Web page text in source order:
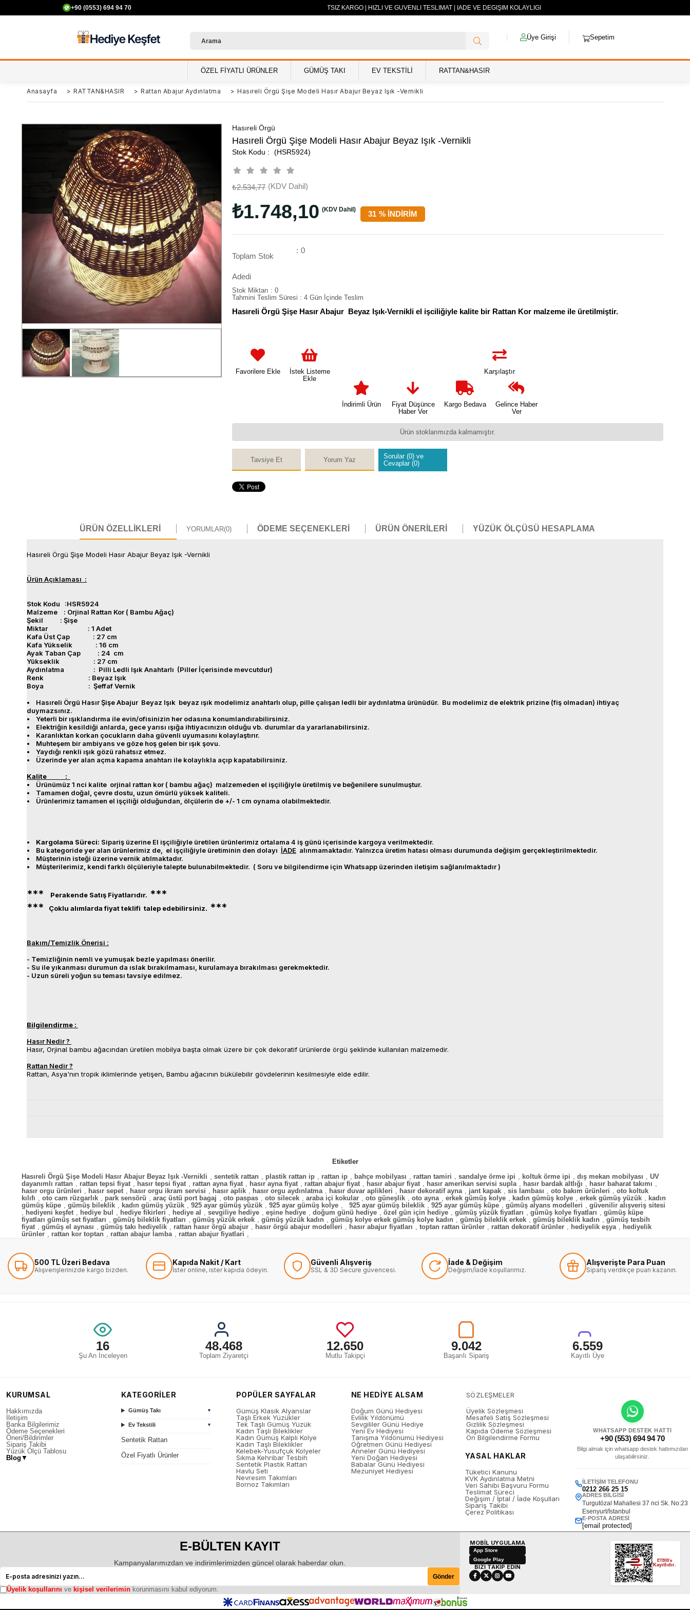
+90 (0553) 694 94 70 500 TL VE ÜZERİ ÜCRETSİZ KARGO | HIZLI VE GÜVENLİ TESLİMAT | İADE VE DEĞİŞİM KOLAYLIĞI
Üye Girişi Sepetim
ÖZEL FİYATLI ÜRÜNLER GÜMÜŞ TAKI EV TEKSTİLİ RATTAN&HASIR
Anasayfa > RATTAN&HASIR > Rattan Abajur Aydınlatma > Hasıreli Örgü Şişe Modeli Hasır Abajur Beyaz Işık -Vernikli
Hasıreli Örgü
Hasıreli Örgü Şişe Modeli Hasır Abajur Beyaz Işık -Vernikli
(HSR5924)
%
31 İNDIRIM
₺2.534,77 (KDV Dahil)
₺1.748,10 (KDV Dahil)
Toplam Stok
Adedi
: 0
Stok Miktarı : 0
Tahmini Teslim Süresi : 4 Gün İçinde Teslim
Hasıreli Örgü Şişe Hasır Abajur Beyaz Işık-Vernikli el işciliğiyle kalite bir Rattan Kor malzeme ile üretilmiştir.
Favorilere Ekle
İstek Listeme
Ekle
Karşılaştır
İndirimli Ürün
Fiyat Düşünce
Haber Ver
Kargo Bedava
Gelince Haber
Ver
Ürün stoklarımızda kalmamıştır.
Tavsiye Et Yorum Yaz
Sorular (0) ve
Cevaplar (0)
ÜRÜN ÖZELLIKLERI YORUMLAR(0) ÖDEME SEÇENEKLERI ÜRÜN ÖNERILERI YÜZÜK ÖLÇÜSÜ HESAPLAMA
Hasıreli Örgü Şişe Modeli Hasır Abajur Beyaz Işık -Vernikli
Ürün Açıklaması :
Stok Kodu :HSR5924
Malzeme : Orjinal Rattan Kor ( Bambu Ağaç)
Şekil : Şişe
Miktar : 1 Adet
Kafa Üst Çap : 27 cm
Kafa Yükselik : 16 cm
Ayak Taban Çap : 24 cm
Yükseklik : 27 cm
Aydınlatma : Pilli Ledli Işık Anahtarlı (Piller İçerisinde mevcutdur)
Renk : Beyaz Işık
Boya : Şeffaf Vernik
• Hasıreli Örgü Hasır Şişe Abajur Beyaz Işık beyaz ışık modelimiz anahtarlı olup, pille çalışan ledli bir aydınlatma ürünüdür. Bu modelimiz de elektrik prizine (fiş olmadan) ihtiyaç
duymazsınız.
• Yeterli bir ışıklandırma ile evin/ofisinizin her odasına konumlandırabilirsiniz.
• Elektriğin kesildiği anlarda, gece yarısı ışığa ihtiyacınızın olduğu vb. durumlar da yararlanabilirsiniz.
• Karanlıktan korkan çocukların daha güvenli uyumasını kolaylaştırır.
• Muhteşem bir ambiyans ve göze hoş gelen bir ışık şovu.
• Yaydığı renkli ışık gözü rahatsız etmez.
• Üzerinde yer alan açma kapama anahtarı ile kolaylıkla açıp kapatabilirsiniz.
Kalite :
• Ürünümüz 1 nci kalite orjinal rattan kor ( bambu ağaç) malzemeden el işçiliğiyle üretilmiş ve beğenilere sunulmuştur.
• Tamamen doğal, çevre dostu, uzun ömürlü yüksek kaliteli.
• Ürünlerimiz tamamen el işçiliği olduğundan, ölçülerin de +/- 1 cm oynama olabilmektedir.
• Kargolama Süreci: Sipariş üzerine El işçiliğiyle üretilen ürünlerimiz ortalama 4 iş günü içerisinde kargoya verilmektedir.
• Bu kategoride yer alan ürünlerimiz de, el işçiliğiyle üretiminin den dolayı İADE alınmamaktadır. Yalnızca üretim hatası olması durumunda değişim gerçekleştirilmektedir.
• Müşterinin isteği üzerine vernik atılmaktadır.
• Müşterilerimiz, kendi farklı ölçüleriyle talepte bulunabilmektedir. ( Soru ve bilgilendirme için Whatsapp üzerinden iletişim sağlanılmaktadır )
*** Perakende Satış Fiyatlarıdır. ***
***
Çoklu alımlarda fiyat teklifi talep edebilirsiniz. ***
Bakım/Temizlik Önerisi :
- Temizliğinin nemli ve yumuşak bezle yapılması önerilir.
- Su ile yıkanması durumun da ıslak bırakılmaması, kurulamaya bırakılması gerekmektedir.
- Uzun süreli yoğun su teması tavsiye edilmez.
Bilgilendirme :
Hasır Nedir ?
Hasır, Orjinal bambu ağacından üretilen mobilya başta olmak üzere bir çok dekoratif ürünlerde örgü şeklinde kullanılan malzemedir.
Rattan Nedir ?
Rattan, Asya'nın tropik iklimlerinde yetişen, Bambu ağacının bükülebilir gövdelerinin kesilmesiyle elde edilir.
Etiketler
Hasıreli Örgü Şişe Modeli Hasır Abajur Beyaz Işık -Vernikli , sentetik rattan , plastik rattan ip , rattan ip , bahçe mobilyası , rattan tamiri , sandalye örme ipi , koltuk örme ipi , dış mekan mobilyası , UV
dayanımlı rattan , rattan tepsi fiyat , hasır tepsi fiyat , rattan ayna fiyat , hasır ayna fiyat , rattan abajur fiyat , hasır abajur fiyat , hasır amerikan servisi supla , hasır bardak altlığı , hasır baharat takımı ,
hasır orgu ürünleri , hasır sepet , hasır orgu ikram servisi , hasır aplik , hasır orgu aydınlatma , hasır duvar aplikleri , hasır dekoratif ayna , jant kapak , sis lambası , oto bakım ürünleri , oto koltuk
kılıfı , oto cam rüzgarlık , park sensörü , araç üstü port bagaj , oto paspas , oto silecek , araba içi kokular , oto güneşlik , oto ayna , erkek gümüş kolye , kadın gümüş kolye , erkek gümüş yüzük , kadın
gümüş küpe , gümüş bileklik , kadın gümüş yüzük , 925 ayar gümüş yüzük , 925 ayar gümüş kolye , 925 ayar gümüş bileklik , 925 ayar gümüş küpe , gümüş alyans modelleri , güvenilir alışveriş sitesi
, hediyeni keşfet , hediye bul , hediye fikirleri , hediye al , sevgiliye hediye , eşine hediye , doğum günü hediye , özel gün için hediye , gümüş yüzük fiyatları , gümüş kolye fiyatları , gümüş küpe
fiyatları gümüş set fiyatları , gümüş bileklik fiyatları , gümüş yüzük erkek , gümüş yüzük kadın , gümüş kolye erkek gümüş kolye kadın , gümüş bileklik erkek , gümüş bileklik kadın , gümüş tesbih
fiyat , gümüş el aynası , gümüş takı hediyelik , rattan hasır örgü abajur , hasır örgü abajur modelleri , hasır abajur fiyatları , toptan rattan ürünler , rattan dekoratif ürünler , hediyelik eşya , hediyelik
ürünler , rattan kor toptan , rattan abajur lamba , rattan abajur fiyatlari ,
500 TL Üzeri Bedava
Alışverişlerinizde kargo bizden.
Kapıda Nakit / Kart
İster online, ister kapıda ödeyin.
Güvenli Alışveriş
SSL & 3D Secure güvencesi.
İade & Değişim
Değişim/İade koşullarımız.
Alışverişte Para Puan
Sipariş verdikçe puan kazanın.
16
Şu An İnceleyen
48.468
Toplam Ziyaretçi
12.650
Mutlu Takipçi
9.042
Başarılı Sipariş
6.559
Kayıtlı Üye
KURUMSAL
Hakkımızda
İletişim
Banka Bilgilerimiz
Ödeme Seçenekleri
Öneri/Bildirimler
Sipariş Takibi
Yüzük Ölçü Tablosu
Blog ▼
KATEGORİLER
Gümüş Takı ▼
Ev Tekstili ▼
Sentetik Rattan
Özel Fiyatlı Ürünler
POPÜLER SAYFALAR
Gümüş Klasik Alyanslar
Taşlı Erkek Yüzükler
Tek Taşlı Gümüş Yüzük
Kadın Taşlı Bileklikler
Kadın Gümüş Kalpli Kolye
Kadın Taşlı Bileklikler
Kelebek-Yusufçuk Kolyeler
Sıkma Kehribar Tesbih
Sentetik Plastik Rattan
Havlu Seti
Nevresim Takımları
Bornoz Takımları
NE HEDİYE ALSAM
Doğum Günü Hediyesi
Evlilik Yıldönümü
Sevgililer Günü Hediye
Yeni Ev Hediyesi
Tanışma Yıldönümü Hediyesi
Öğretmen Günü Hediyesi
Anneler Günü Hediyesi
Yeni Doğan Hediyesi
Babalar Günü Hediyesi
Mezuniyet Hediyesi
SÖZLEŞMELER
Üyelik Sözleşmesi
Mesafeli Satış Sözleşmesi
Gizlilik Sözleşmesi
Kapıda Ödeme Sözleşmesi
Ön Bilgilendirme Formu
YASAL HAKLAR
Tüketici Kanunu
KVK Aydınlatma Metni
Veri Sahibi Başvuru Formu
Teslimat Süreci
Değişim / İptal / İade Koşulları
Sipariş Takibi
Çerez Politikası
WHATSAPP DESTEK HATTI
+90 (553) 694 94 70
Bilgi almak için whatsapp destek hattımızdan
ulaşabilirsiniz.
İLETIŞIM TELEFONU
0212 266 25 15
ADRES BILGISI
Turgutözal Mahallesi 37 nci Sk. No:23
Esenyurt/İstanbul
E-POSTA ADRESI
[email protected]
E-BÜLTEN KAYIT
Kampanyalarımızdan ve indirimlerimizden güncel olarak haberdar olun.
Gönder
Üyelik koşullarını ve kişisel verilerimin korunmasını kabul ediyorum.
MOBİL UYGULAMA
App Store
Google Play
BİZİ TAKİP EDİN
ETBİS'e
Kayıtlıdır.